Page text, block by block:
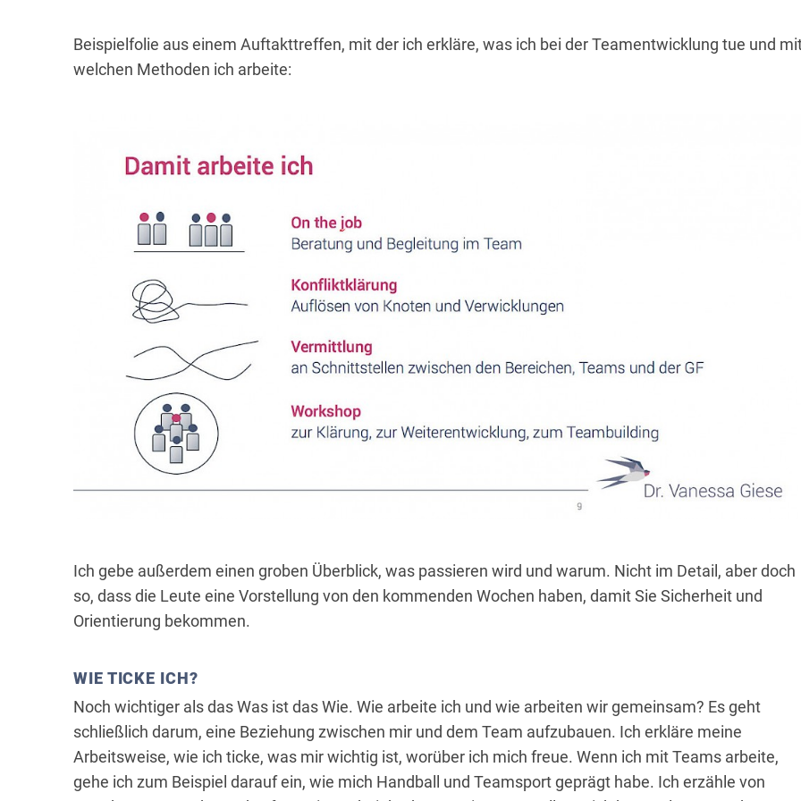
Beispielfolie aus einem Auftakttreffen, mit der ich erkläre, was ich bei der Teamentwicklung tue und
welchen Methoden ich arbeite:
Ich gebe außerdem einen groben Überblick, was passieren wird und warum. Nicht im Detail, aber doch
so, dass die Leute eine Vorstellung von den kommenden Wochen haben, damit Sie Sicherheit und
Orientierung bekommen.
WIE TICKE ICH?
Noch wichtiger als das Was ist das Wie. Wie arbeite ich und wie arbeiten wir gemeinsam? Es geht
schließlich darum, eine Beziehung zwischen mir und dem Team aufzubauen. Ich erkläre meine
Arbeitsweise, wie ich ticke, was mir wichtig ist, worüber ich mich freue. Wenn ich mit Teams arbeite,
gehe ich zum Beispiel darauf ein, wie mich Handball und Teamsport geprägt habe. Ich erzähle von